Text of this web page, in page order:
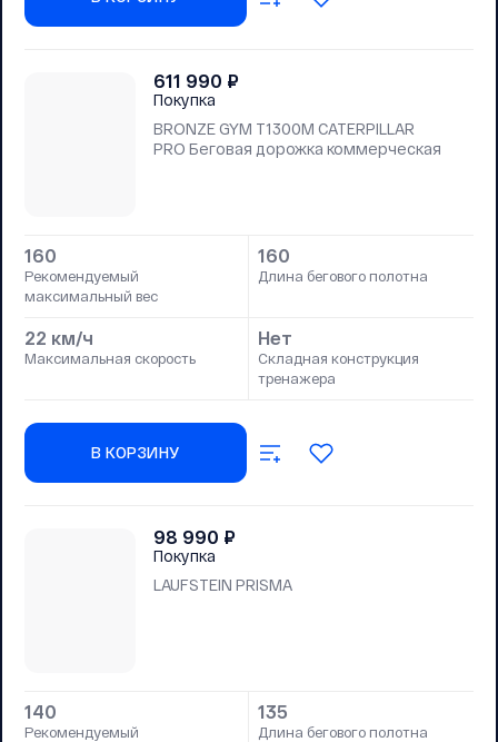
611 990 ₽
Покупка
BRONZE GYM T1300M CATERPILLAR
PRO Беговая дорожка коммерческая
160
Рекомендуемый
максимальный вес
160
Длина бегового полотна
22 км/ч
Максимальная скорость
Нет
Складная конструкция
тренажера
В КОРЗИНУ
98 990 ₽
Покупка
LAUFSTEIN PRISMA
140
Рекомендуемый
135
Длина бегового полотна